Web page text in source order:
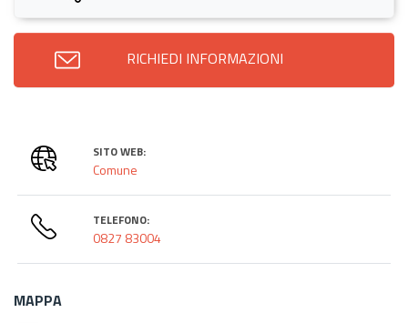
RICHIEDI INFORMAZIONI
SITO WEB:
Comune
TELEFONO:
0827 83004
MAPPA